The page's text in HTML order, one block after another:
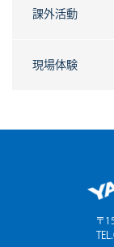
課外活動
現場体験
〒